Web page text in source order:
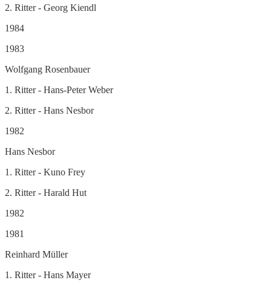
2. Ritter - Georg Kiendl
1984
1983
Wolfgang Rosenbauer
1. Ritter - Hans-Peter Weber
2. Ritter - Hans Nesbor
1982
Hans Nesbor
1. Ritter - Kuno Frey
2. Ritter - Harald Hut
1982
1981
Reinhard Müller
1. Ritter - Hans Mayer